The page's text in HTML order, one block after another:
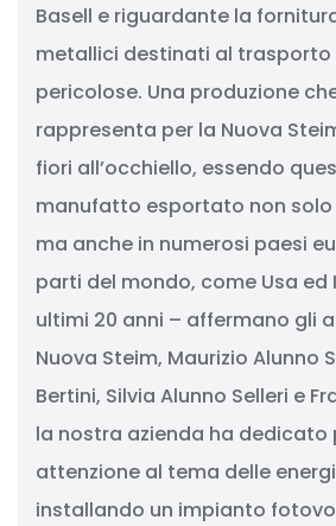
Basell e riguardante la
metallici destinati al trasporto
pericolose. Una produzione
rappresenta per la Nuova
fiori all’occhiello, essendo
manufatto esportato non
ma anche in numerosi paesi
parti del mondo, come Usa ed
ultimi 20 anni – affermano gli
Nuova Steim, Maurizio Alunno
Bertini, Silvia Alunno Selleri e
la nostra azienda ha
attenzione al tema delle
installando un impianto